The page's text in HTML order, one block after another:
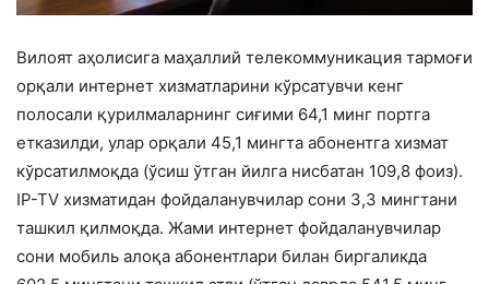
Вилоят аҳолисига маҳаллий телекоммуникация тармоғи
орқали интернет хизматларини кўрсатувчи кенг
полосали қурилмаларнинг сиғими 64,1 минг портга
етказилди, улар орқали 45,1 мингта абонентга хизмат
кўрсатилмоқда (ўсиш ўтган йилга нисбатан 109,8 фоиз).
IP-TV хизматидан фойдаланувчилар сони 3,3 мингтани
ташкил қилмоқда. Жами интернет фойдаланувчилар
сони мобиль алоқа абонентлари билан биргаликда